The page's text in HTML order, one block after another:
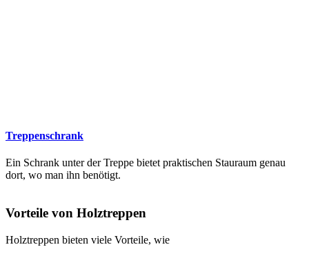
Treppenschrank
Ein Schrank unter der Treppe bietet praktischen Stauraum genau
dort, wo man ihn benötigt.
Vorteile von Holztreppen
Holztreppen bieten viele Vorteile, wie